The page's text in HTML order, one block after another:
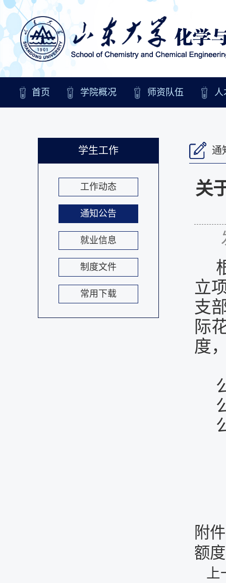
首页 学院概况 师资队伍 人
学生工作
工作动态
通知公告
就业信息
制度文件
常用下载
通
关
立
支
际
度
附
额